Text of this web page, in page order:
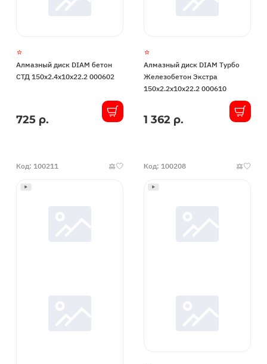
Алмазный диск DIAM бетон
СТД 150x2.4x10x22.2 000602
В
725 р.
Алмазный диск DIAM Турбо
Железобетон Экстра
150x2.2x10x22.2 000610
В1 362 р.
Код: 100211 Код: 100208